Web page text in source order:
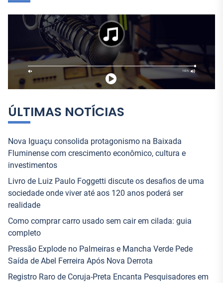
r
ÚLTIMAS NOTÍCIAS
Nova Iguaçu consolida protagonismo na Baixada
Fluminense com crescimento econômico, cultura e
investimentos
Livro de Luiz Paulo Foggetti discute os desafios de uma
sociedade onde viver até aos 120 anos poderá ser
realidade
Como comprar carro usado sem cair em cilada: guia
completo
Pressão Explode no Palmeiras e Mancha Verde Pede
Saída de Abel Ferreira Após Nova Derrota
Registro Raro de Coruja-Preta Encanta Pesquisadores em